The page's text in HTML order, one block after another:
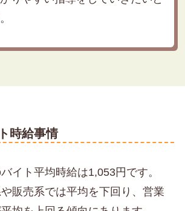
時給事情
イト平均時給は1,053円です。
販売系では平均を下回り、営業